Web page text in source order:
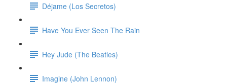
Déjame (Los Secretos)
Have You Ever Seen The Rain
Hey Jude (The Beatles)
Imagine (John Lennon)